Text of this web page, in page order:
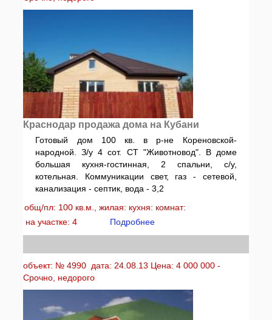
Краснодар продажа дома на Кубани
Готовый дом 100 кв. в р-не Кореновской-
народной. З/у 4 сот. СТ "Животновод". В доме
большая кухня-гостинная, 2 спальни, с/у,
котельная. Коммуникации свет, газ - сетевой,
канализация - септик, вода - 3,2
общ/пл: 100 кв.м., жилая: кухня: комнат:
на участке: 4
Подробнее
объект: № 4990 дата: 24.08.13 Цена: 4 000 000 -
Срочно, недорого